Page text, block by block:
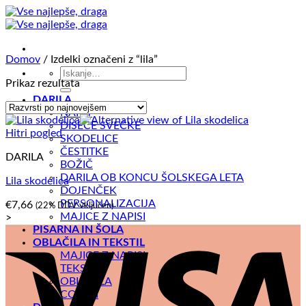
Skoči
na
Išči:
DARILA
NAKIT
DIŠEČE SVEČKE
SKODELICE
ČESTITKE
BOŽIČ
DARILA OB KONCU ŠOLSKEGA LETA
DOJENČEK
PERSONALIZACIJA
MAJICE Z NAPISI
PISARNA IN ŠOLA
OBLAČILA IN TEKSTIL
MAJICE Z NAPISI
TEKSTIL
OBLAČILA
COPATI
Domov / Izdelki označeni z “lila”
Prikaz rezultata
Hitri pogled
DARILA
Lila skodelica
€7,66 (22% DDV vključen)
>